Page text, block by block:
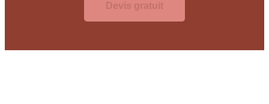
Devis gratuit